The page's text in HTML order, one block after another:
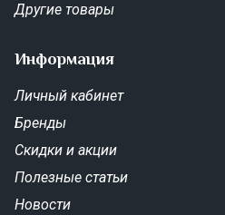
Другие товары
Информация
Личный кабинет
Бренды
Скидки и акции
Полезные статьи
Новости